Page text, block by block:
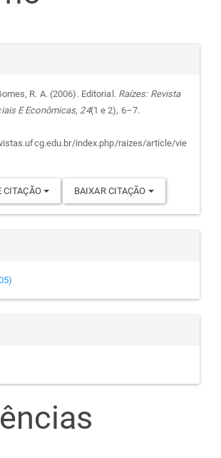
R. A. (2006). Editorial. Raízes: Revista
E Econômicas, 24(1 e 2), 6–7.
index.php/raizes/article/vie
CITAÇÃO BAIXAR CITAÇÃO